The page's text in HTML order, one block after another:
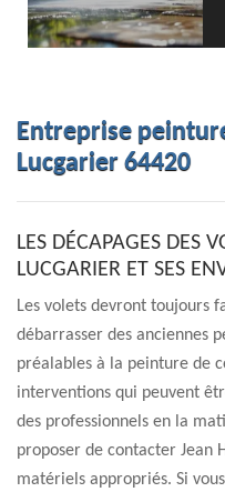
Entreprise
Lucgarier 64420
LES DÉCAPAGES DES
LUCGARIER ET SES
Les volets devront toujours
débarrasser des anciennes
préalables à la peinture de
interventions qui peuvent
des professionnels en la
proposer de contacter Jean
matériels appropriés. Si